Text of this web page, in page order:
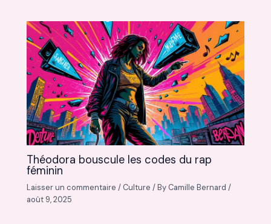
Théodora bouscule les codes du rap
féminin
Laisser un commentaire / Culture / By Camille Bernard/
août 9, 2025